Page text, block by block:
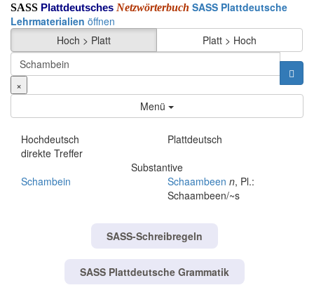
SASS Plattdeutsches Netzwörterbuch SASS Plattdeutsche
Lehrmaterialien öffnen
Hoch > Platt
Platt > Hoch
×
Menü
Hochdeutsch
Plattdeutsch
direkte Treffer
Substantive
Schambein
Schaambeen n, Pl.:
Schaambeen/~s
SASS-Schreibregeln
SASS Plattdeutsche Grammatik